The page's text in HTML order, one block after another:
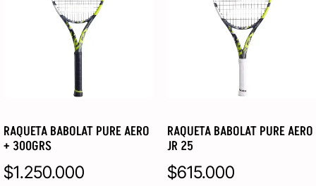
RAQUETA BABOLAT PURE AERO
+ 300GRS
$1.250.000
RAQUETA BABOLAT PURE AERO
JR 25
$615.000